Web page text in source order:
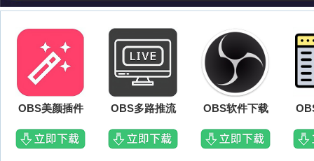
OBS美颜插件 OBS多路推流 OBS软件下载